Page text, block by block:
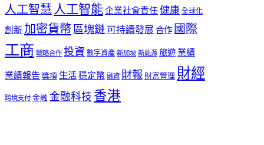
人工智慧人工智能企業社會責任健康全球化
創新加密貨幣區塊鏈可持續發展合作國際
工商戰略合作投資數字資產新加坡新能源旅遊業績
業績報告獎項生活穩定幣融資財報 財富管理財經
跨境支付金融 金融科技香港